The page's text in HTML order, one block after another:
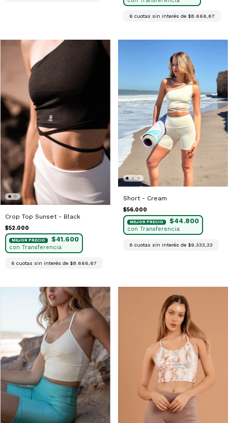
6 cuotas sin interés de $8.666,67
Crop Top Sunset - Black
$52.000
$41.600
6 cuotas sin interés de $8.666,67
Short - Cream
$56.000
$44.800
6 cuotas sin interés de $9.333,33